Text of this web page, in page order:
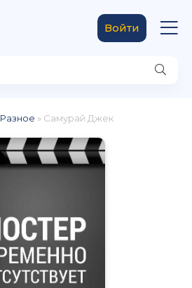
Войти
Разное » Самурай Джек